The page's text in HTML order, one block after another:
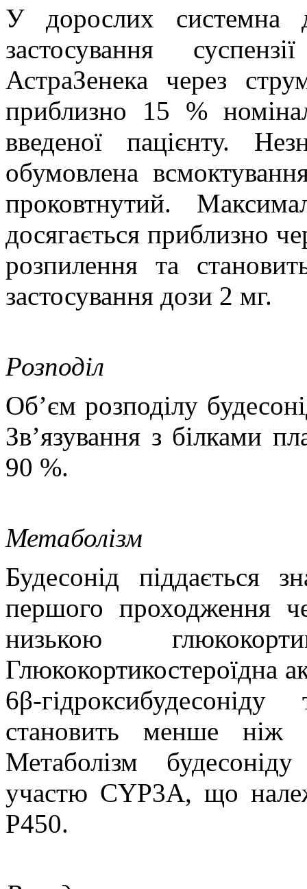
У дорослих системна
застосування
АстраЗенека через
приблизно 15 %
введеної пацієнту.
обумовлена
проковтнутий.
досягається приблизно
розпилення та
застосування дози 2 мг.
Розподіл
Об’єм розподілу
Зв’язування з білками
90 %.
Метаболізм
Будесонід піддається
першого проходження
низькою
Глюкокортикостероїдна
6β-гідроксибудесоніду
становить менше ніж
Метаболізм
участю CYP3A, що
Р450.